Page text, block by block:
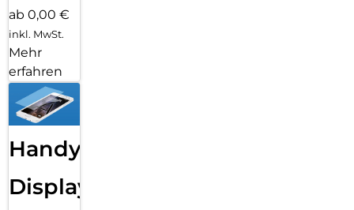
ab 0,00 €
inkl. MwSt.
Mehr
erfahren
Handy
Displayfolie